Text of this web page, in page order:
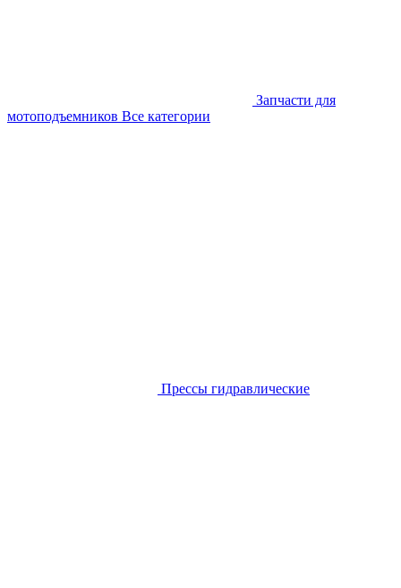
Запчасти для
мотоподъемников Все категории
Прессы гидравлические